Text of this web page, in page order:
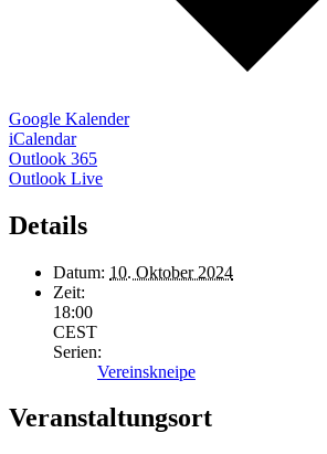
Google Kalender
iCalendar
Outlook 365
Outlook Live
Details
Datum: 10. Oktober 2024
Zeit:
18:00
CEST
Serien:
Vereinskneipe
Veranstaltungsort